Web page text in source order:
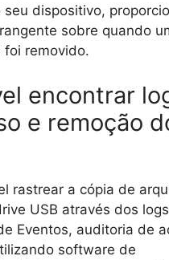
seu dispositivo,
sobre quando
foi removido.
encontrar
e remoção
rastrear a cópia de
USB através dos
Eventos, auditoria de
software de